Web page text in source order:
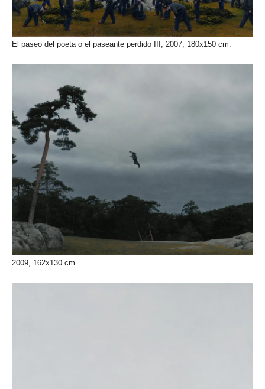
El paseo del poeta o el paseante perdido III, 2007, 180x150 cm.
2009, 162x130 cm.